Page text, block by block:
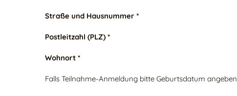
Straße und Hausnummer *
Postleitzahl (PLZ) *
Wohnort *
Falls Teilnahme-Anmeldung bitte Geburtsdatum angeben